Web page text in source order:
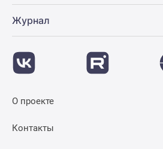
Журнал
О проекте
Контакты